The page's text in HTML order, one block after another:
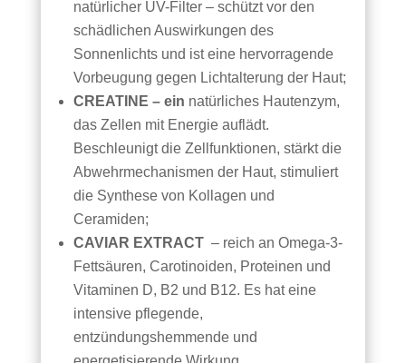
natürlicher UV-Filter – schützt vor den
schädlichen Auswirkungen des
Sonnenlichts und ist eine hervorragende
Vorbeugung gegen Lichtalterung der Haut;
CREATINE – ein natürliches Hautenzym,
das Zellen mit Energie auflädt.
Beschleunigt die Zellfunktionen, stärkt die
Abwehrmechanismen der Haut, stimuliert
die Synthese von Kollagen und
Ceramiden;
CAVIAR EXTRACT – reich an Omega-3-
Fettsäuren, Carotinoiden, Proteinen und
Vitaminen D, B2 und B12. Es hat eine
intensive pflegende,
entzündungshemmende und